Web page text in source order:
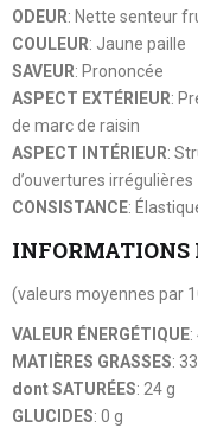
ODEUR: Nette senteur
COULEUR: Jaune paille
SAVEUR: Prononcée
ASPECT EXTÉRIEUR:
de marc de raisin
ASPECT INTÉRIEUR:
d’ouvertures irrégulières
CONSISTANCE:
(valeurs moyennes par
VALEUR ÉNERGÉTIQUE
MATIÈRES GRASSES:
dont SATURÉES: 24 g
GLUCIDES: 0 g